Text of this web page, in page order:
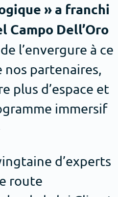
» a franchi
Campo Dell’Oro
l’envergure à ce
partenaires,
plus d’espace et
immersif
d’experts
route